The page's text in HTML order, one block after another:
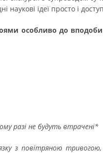
ідеї просто і
особливо до
разі не будуть втрачені*
з повітряною